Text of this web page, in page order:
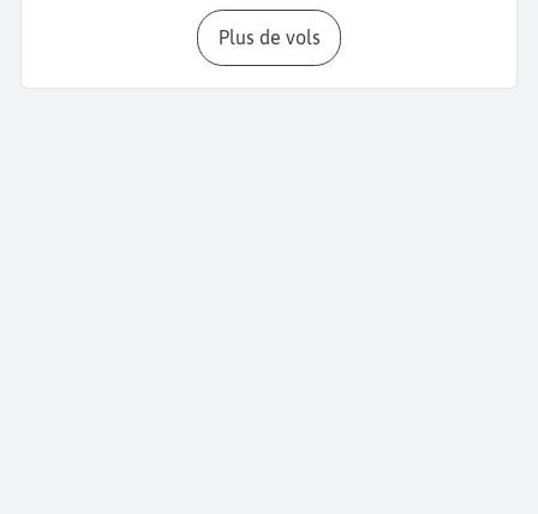
Plus de vols